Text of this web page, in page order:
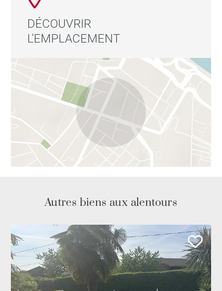
DÉCOUVRIR
L'EMPLACEMENT
Autres biens aux alentours